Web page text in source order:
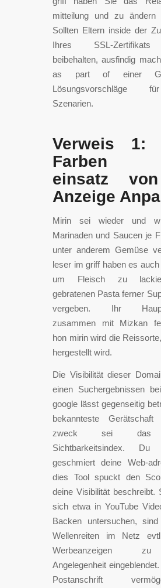
mitteilung und zu ändern
Sollten Eltern inside der
Ihres SSL-Zertifikats
beibehalten, ausfindig
as part of einer
Lösungsvorschläge
Szenarien.
Verweis 1:
Farben
einsatz
Anzeige
Mirin sei wieder und
Marinaden und Saucen je
unter anderem Gemüse
leser im griff haben es auch
um Fleisch zu
gebratenen Pasta ferner
vergeben. Ihr
zusammen mit Mizkan
hon mirin wird die
hergestellt wird.
Die Visibilität dieser
einen Suchergebnissen
google lässt gegenseitig
bekannteste
zweck sei das
Sichtbarkeitsindex.
geschmiert deine Web-
dies Tool spuckt den
deine Visibilität beschreibt.
sich etwa in YouTube
Backen untersuchen,
Wellenreiten im Netz
Werbeanzeigen
Angelegenheit
Postanschrift